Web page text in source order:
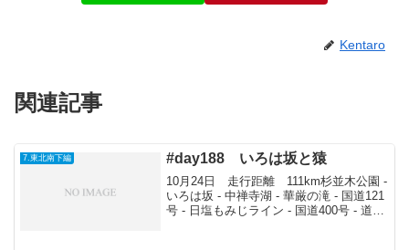
Kentaro
関連記事
7.東北南下編 #day188 いろは坂と猿
10月24日 走行距離 111km杉並木公園 -
いろは坂 - 中禅寺湖 - 華厳の滝 - 国道121
号 - 日塩もみじライン - 国道400号 - 道の